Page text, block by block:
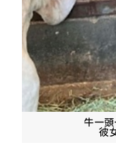
牛一頭
彼